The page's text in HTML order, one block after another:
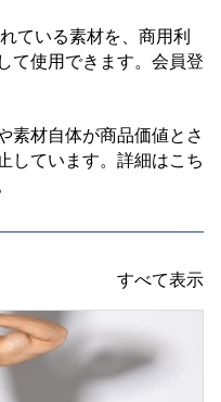
ている素材を、商用利
て使用できます。会員登
素材自体が商品価値とさ
しています。詳細はこち
すべて表示